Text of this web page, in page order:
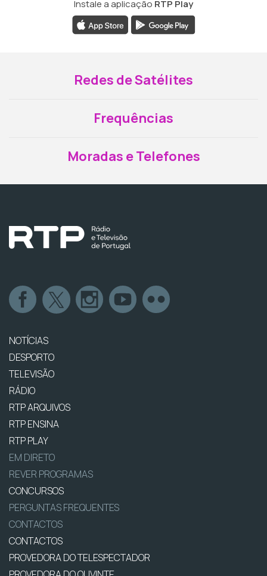
Instale a aplicação RTP Play
Redes de Satélites
Frequências
Moradas e Telefones
NOTÍCIAS
DESPORTO
TELEVISÃO
RÁDIO
RTP ARQUIVOS
RTP ENSINA
RTP PLAY
EM DIRETO
REVER PROGRAMAS
CONCURSOS
PERGUNTAS FREQUENTES
CONTACTOS
CONTACTOS
PROVEDORA DO TELESPECTADOR